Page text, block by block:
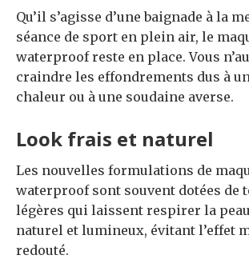
Qu’il s’agisse d’une baignade à la
séance de sport en plein air, le
waterproof reste en place. Vous
craindre les effondrements dus à
chaleur ou à une soudaine averse.
Look frais et naturel
Les nouvelles formulations de
waterproof sont souvent dotées de
légères qui laissent respirer la
naturel et lumineux, évitant l’effet
redouté.